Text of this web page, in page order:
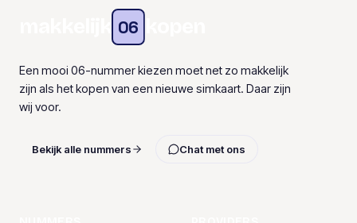
06
Een mooi 06-nummer kiezen moet net zo makkelijk
zijn als het kopen van een nieuwe simkaart. Daar zijn
wij voor.
Bekijk alle nummers Chat met ons